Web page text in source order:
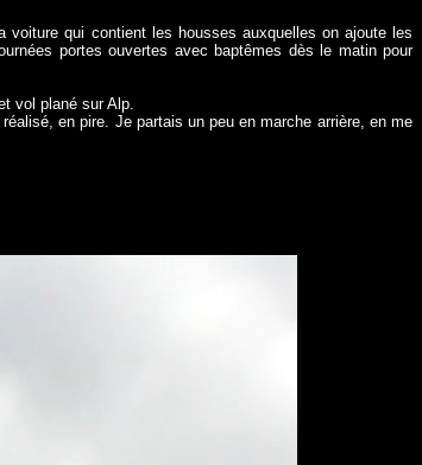
qui contient les housses auxquelles on ajoute les
portes ouvertes avec baptêmes dès le matin pour
vol plané sur Alp.
en pire. Je partais un peu en marche arrière, en me